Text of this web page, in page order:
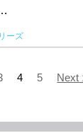
ーズ
4 5